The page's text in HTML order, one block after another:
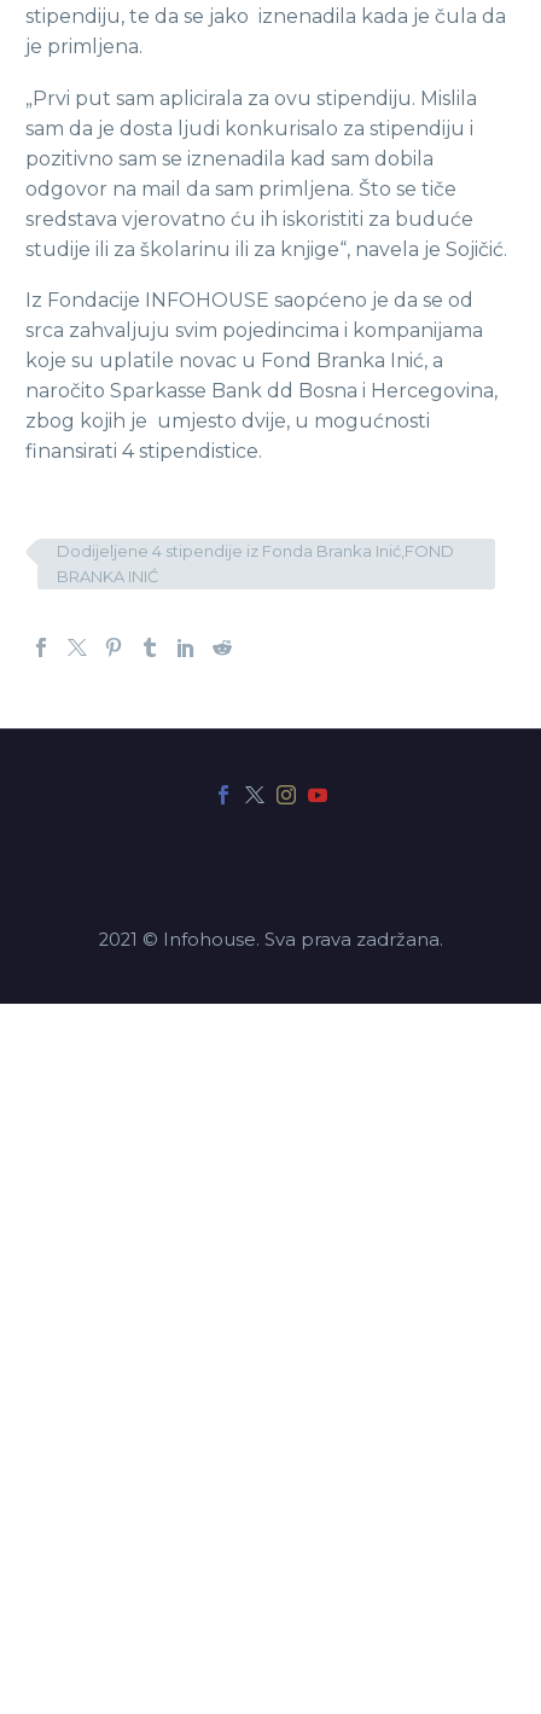
stipendiju, te da se jako iznenadila kada je čula da
je primljena.
„Prvi put sam aplicirala za ovu stipendiju. Mislila
sam da je dosta ljudi konkurisalo za stipendiju i
pozitivno sam se iznenadila kad sam dobila
odgovor na mail da sam primljena. Što se tiče
sredstava vjerovatno ću ih iskoristiti za buduće
studije ili za školarinu ili za knjige“, navela je Sojičić.
Iz Fondacije INFOHOUSE saopćeno je da se od
srca zahvaljuju svim pojedincima i kompanijama
koje su uplatile novac u Fond Branka Inić, a
naročito Sparkasse Bank dd Bosna i Hercegovina,
zbog kojih je umjesto dvije, u mogućnosti
finansirati 4 stipendistice.
Dodijeljene 4 stipendije iz Fonda Branka Inić,FOND
BRANKA INIĆ
2021 © Infohouse. Sva prava zadržana.